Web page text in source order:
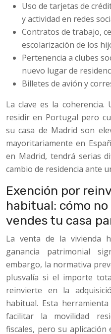
Uso de tarjetas de
y actividad en redes
Contratos de trabajo,
escolarización de los
Pertenencia a clubes
nuevo lugar de
Billetes de avión y
La clave es la
residir en Portugal pero
su casa de Madrid son
mayoritariamente en
en Madrid, tendrá serias
cambio de residencia ante
Exención por
habitual: cómo
vendes tu casa
La venta de la vivienda
ganancia patrimonial
embargo, la normativa
plusvalía si el importe
reinvierte en la
habitual. Esta
facilitar la movilidad
fiscales, pero su